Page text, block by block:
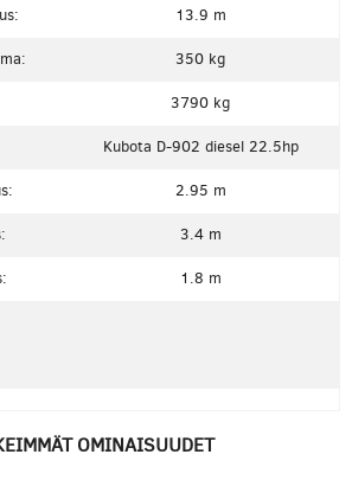
13.9 m
350 kg
3790 kg
Kubota D-902 diesel 22.5hp
2.95 m
3.4 m
1.8 m
OMINAISUUDET